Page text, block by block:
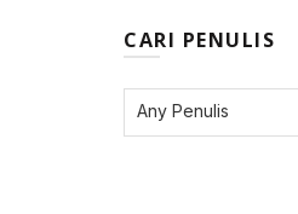
CARI PENULIS